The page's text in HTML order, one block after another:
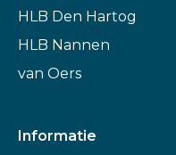
HLB Den Hartog
HLB Nannen
van Oers
Informatie